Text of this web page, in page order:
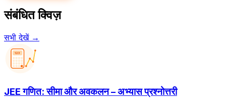
संबंधित क्विज़
सभी देखें →
123
JEE गणित: सीमा और अवकलन – अभ्यास प्रश्नोत्तरी